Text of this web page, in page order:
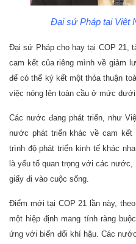
Đại sứ Pháp tại Việt
Đại sứ Pháp cho hay tại COP 21,
cam kết của riêng mình về giảm
để có thể ký kết một thỏa thuận
việc nóng lên toàn cầu ở mức dưới
Các nước đang phát triển, như
nước phát triển khác về cam
trình độ phát triển kinh tế khác
là yếu tố quan trọng với các
giấy đi vào cuộc sống.
Điểm mới tại COP 21 lần này,
một hiệp định mang tính ràng
ứng với biến đổi khí hậu. Các